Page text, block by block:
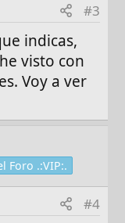
#3
indicas,
visto con
Voy a ver
Foro .:VIP:.
#4